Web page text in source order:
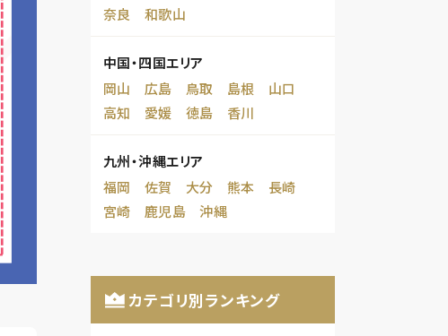
奈良
和歌山
中国・四国エリア
岡山
広島 鳥取 島根
山口
高知
愛媛 徳島 香川
九州・沖縄エリア
福岡
佐賀 大分 熊本
長崎
宮崎
鹿児島 沖縄
カテゴリ別ランキング